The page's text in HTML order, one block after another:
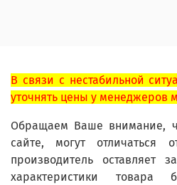
В связи с нестабильной
уточнять цены у менеджеров
Обращаем Ваше внимание,
сайте, могут отличаться
производитель оставляет
характеристики товара